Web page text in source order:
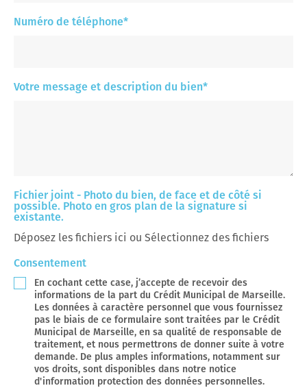
Numéro de téléphone*
Votre message et description du bien*
Fichier joint - Photo du bien, de face et de côté si
possible. Photo en gros plan de la signature si
existante.
Déposez les fichiers ici ou Sélectionnez des fichiers
Consentement
En cochant cette case, j’accepte de recevoir des
informations de la part du Crédit Municipal de Marseille.
Les données à caractère personnel que vous fournissez
pas le biais de ce formulaire sont traitées par le Crédit
Municipal de Marseille, en sa qualité de responsable de
traitement, et nous permettrons de donner suite à votre
demande. De plus amples informations, notamment sur
vos droits, sont disponibles dans notre notice
d'information protection des données personnelles.